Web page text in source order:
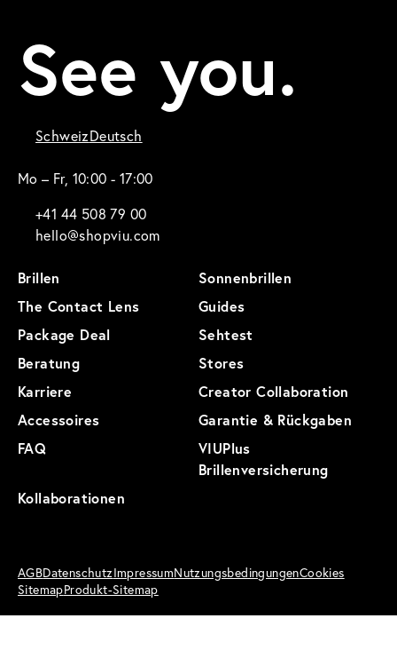
See you.
SchweizDeutsch
Mo – Fr, 10:00 - 17:00
+41 44 508 79 00
hello@shopviu.com
Brillen
Sonnenbrillen
The Contact Lens
Guides
Package Deal
Sehtest
Beratung
Stores
Karriere
Creator Collaboration
Accessoires
Garantie & Rückgaben
FAQ
VIUPlus
Brillenversicherung
Kollaborationen
AGBDatenschutzImpressumNutzungsbedingungenCookies
SitemapProdukt-Sitemap